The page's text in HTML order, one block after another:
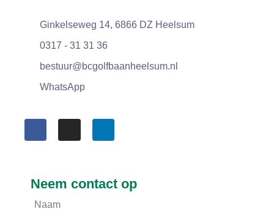
Ginkelseweg 14, 6866 DZ Heelsum
0317 - 31 31 36
bestuur@bcgolfbaanheelsum.nl
WhatsApp
Neem contact op